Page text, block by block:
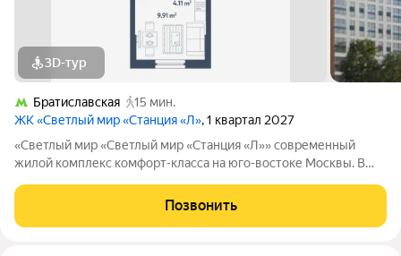
3D-тур
Братиславская
15 мин.
ЖК «Светлый мир «Станция «Л», 1 квартал 2027
«Светлый мир «Светлый мир «Станция «Л»» современный
жилой комплекс комфорт-класса на юго-востоке Москвы. В
благоустроенные дворы без машин, детские игровые
комплексы, спортивные площадки и многое другое.
Позвонить